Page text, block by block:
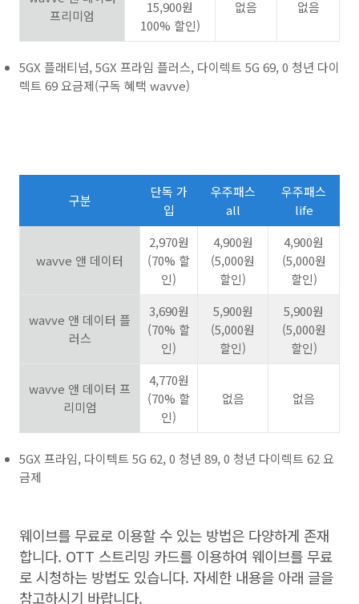
프리미엄
15,900원
100% 할인)
없음 없음
5GX 플래티넘, 5GX 프라임 플러스, 다이렉트 5G 69, 0 청년 다이
렉트 69 요금제(구독 혜택 wavve)
구분
단독 가
입
우주패스
all
우주패스
life
wavve 앤 데이터
2,970원
(70% 할
인)
4,900원
(5,000원
할인)
4,900원
(5,000원
할인)
wavve 앤 데이터 플
러스
3,690원
(70% 할
인)
5,900원
(5,000원
할인)
5,900원
(5,000원
할인)
wavve 앤 데이터 프
리미엄
4,770원
(70% 할
인)
없음 없음
5GX 프라임, 다이텍트 5G 62, 0 청년 89, 0 청년 다이렉트 62 요
금제
웨이브를 무료로 이용할 수 있는 방법은 다양하게 존재
합니다. OTT 스트리밍 카드를 이용하여 웨이브를 무료
로 시청하는 방법도 있습니다. 자세한 내용을 아래 글을
참고하시기 바랍니다.